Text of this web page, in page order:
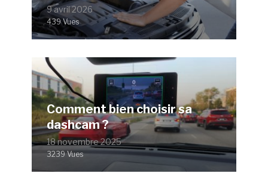
9 avril 2026
439 Vues
Comment bien choisir sa
dashcam ?
18 novembre 2025
3239 Vues